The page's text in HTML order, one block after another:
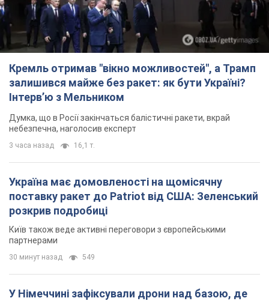
Кремль отримав "вікно можливостей", а Трамп
залишився майже без ракет: як бути Україні?
Інтерв’ю з Мельником
Думка, що в Росії закінчаться балістичні ракети, вкрай
небезпечна, наголосив експерт
3 часа назад 16,1 т.
Україна має домовленості на щомісячну
поставку ракет до Patriot від США: Зеленський
розкрив подробиці
Київ також веде активні переговори з європейськими
партнерами
30 минут назад 549
У Німеччині зафіксували дрони над базою, де